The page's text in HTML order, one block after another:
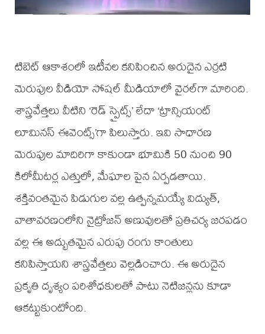
టిబెట్ ఆకాశంలో ఇటీవల కనిపించిన అరుదైన ఎర్రటి
మెరుపుల వీడియో సోషల్ మీడియాలో వైరల్‌గా మారింది.
శాస్త్రవేత్తలు వీటిని ‘రెడ్ స్ప్రైట్స్’ లేదా ‘ట్రాన్సియంట్
లూమినస్ ఈవెంట్స్’గా పిలుస్తారు. ఇవి సాధారణ
మెరుపుల మాదిరిగా కాకుండా భూమికి 50 నుంచి 90
కిలోమీటర్ల ఎత్తులో, మేఘాల పైన ఏర్పడతాయి.
శక్తివంతమైన పిడుగుల వల్ల ఉత్పన్నమయ్యే విద్యుత్‌,
వాతావరణంలోని నైట్రోజన్ అణువులతో ప్రతిచర్య జరపడం
వల్ల ఈ అద్భుతమైన ఎరుపు రంగు కాంతులు
కనిపిస్తాయని శాస్త్రవేత్తలు వెల్లడించారు. ఈ అరుదైన
ప్రకృతి దృశ్యం పరిశోధకులతో పాటు నెటిజన్లను కూడా
ఆకట్టుకుంటోంది.